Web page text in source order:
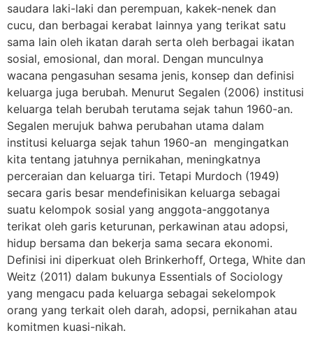
saudara laki-laki dan perempuan, kakek-nenek dan
cucu, dan berbagai kerabat lainnya yang terikat satu
sama lain oleh ikatan darah serta oleh berbagai ikatan
sosial, emosional, dan moral. Dengan munculnya
wacana pengasuhan sesama jenis, konsep dan definisi
keluarga juga berubah. Menurut Segalen (2006) institusi
keluarga telah berubah terutama sejak tahun 1960-an.
Segalen merujuk bahwa perubahan utama dalam
institusi keluarga sejak tahun 1960-an mengingatkan
kita tentang jatuhnya pernikahan, meningkatnya
perceraian dan keluarga tiri. Tetapi Murdoch (1949)
secara garis besar mendefinisikan keluarga sebagai
suatu kelompok sosial yang anggota-anggotanya
terikat oleh garis keturunan, perkawinan atau adopsi,
hidup bersama dan bekerja sama secara ekonomi.
Definisi ini diperkuat oleh Brinkerhoff, Ortega, White dan
Weitz (2011) dalam bukunya Essentials of Sociology
yang mengacu pada keluarga sebagai sekelompok
orang yang terkait oleh darah, adopsi, pernikahan atau
komitmen kuasi-nikah.